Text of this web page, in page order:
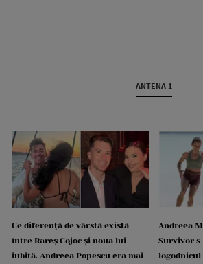
ANTENA 1
Ce diferență de vârstă există
între Rareș Cojoc și noua lui
iubită. Andreea Popescu era mai
Andreea
Survivor
logodnicul